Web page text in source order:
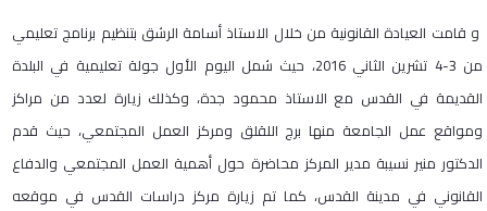
و قامت العيادة القانونية من خلال الاستاذ أسامة الرشق بتنظيم برنامج تعليمي
من 3-4 تشرين الثاني 2016، حيث شمل اليوم الأول جولة تعليمية في البلدة
القديمة في القدس مع الاستاذ محمود جدة، وكذلك زيارة لعدد من مراكز
ومواقع عمل الجامعة منها برج اللقلق ومركز العمل المجتمعي، حيث قدم
الدكتور منير نسيبة مدير المركز محاضرة حول أهمية العمل المجتمعي والدفاع
القانوني في مدينة القدس، كما تم زيارة مركز دراسات القدس في موقعه